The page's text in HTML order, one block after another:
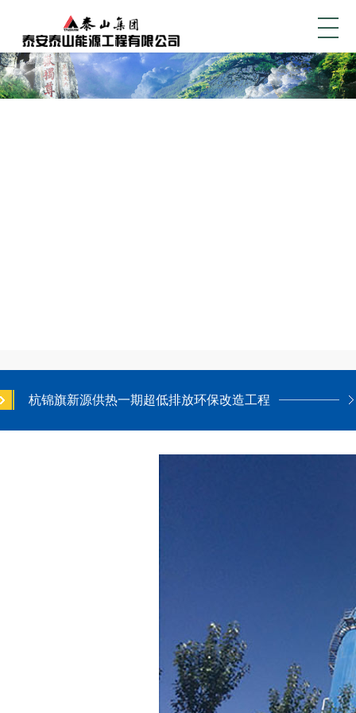
杭锦旗新源供热一期超低排放环保改造工程